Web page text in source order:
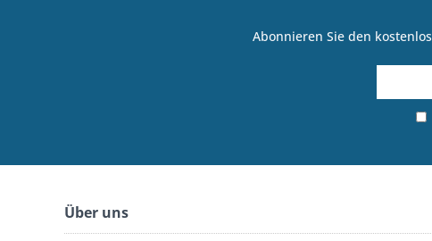
Abonnieren Sie den
Über uns